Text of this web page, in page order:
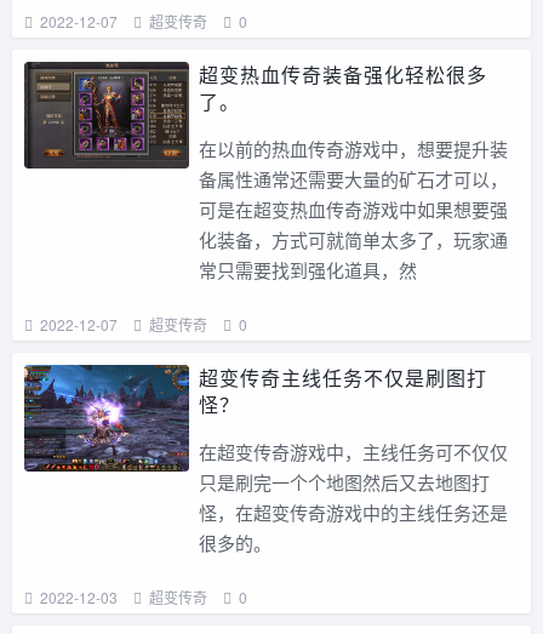
2022-12-07 超变传奇 0
超变热血传奇装备强化轻松很多
了。
在以前的热血传奇游戏中，想要提升装
备属性通常还需要大量的矿石才可以，
可是在超变热血传奇游戏中如果想要强
化装备，方式可就简单太多了，玩家通
常只需要找到强化道具，然
2022-12-07 超变传奇 0
超变传奇主线任务不仅是刷图打
怪？
在超变传奇游戏中，主线任务可不仅仅
只是刷完一个个地图然后又去地图打
怪，在超变传奇游戏中的主线任务还是
很多的。
2022-12-03 超变传奇 0